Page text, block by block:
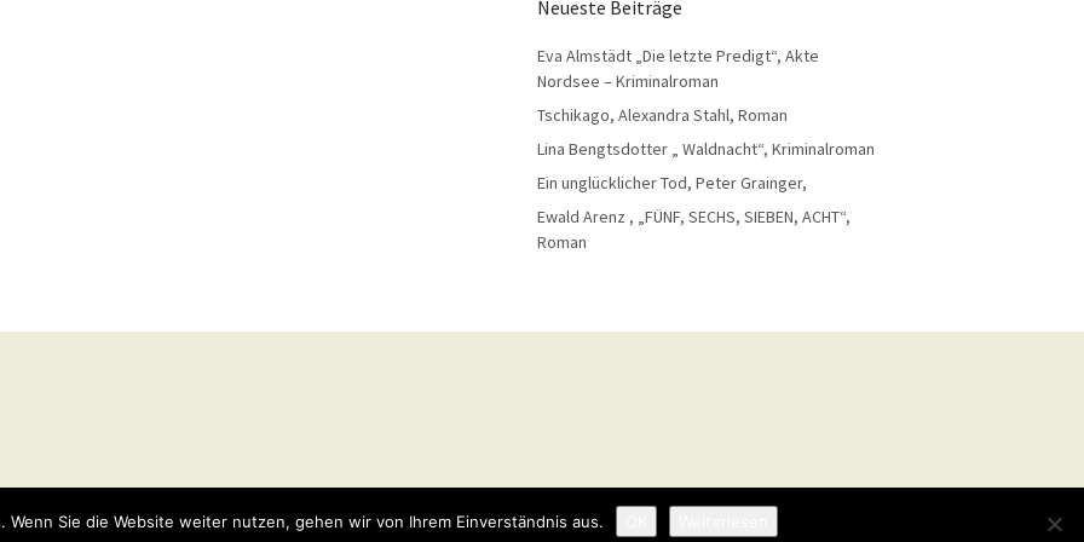
Neueste Beiträge
Eva Almstädt „Die letzte Predigt“, Akte
Nordsee – Kriminalroman
Tschikago, Alexandra Stahl, Roman
Lina Bengtsdotter „ Waldnacht“, Kriminalroman
Ein unglücklicher Tod, Peter Grainger,
Ewald Arenz , „FÜNF, SECHS, SIEBEN, ACHT“,
Roman
Wenn Sie die Website weiter nutzen, gehen wir von Ihrem Einverständnis aus.